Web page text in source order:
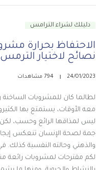
دليلك لشراء الترامس
الاحتفاظ بحرارة
نصائح لاختيار
24/01/2023 794 مشاهدات
لطالما كان للمشروبات الساخنة
معه الأوقات، يستمتع بها
ليس لمذاقها الرائع وحسب،
جمة لصحة الإنسان تنعكس
والذهني وحالته النفسية كذلك.
لكم مقترحات لمشروبات رائعة